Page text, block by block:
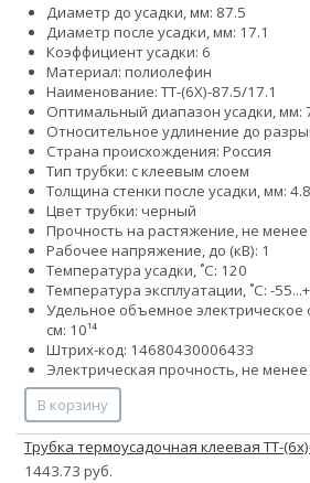
Диаметр до усадки, мм: 87.5
Диаметр после усадки, мм: 17.1
Коэффициент усадки: 6
Материал: полиолефин
Наименование: ТТ-(6Х)-87.5/17.1
Оптимальный диапазон усадки, мм:
Относительное удлинение до
Страна происхождения: Россия
Тип трубки: с клеевым слоем
Толщина стенки после усадки, мм: 4.8
Цвет трубки: черный
Прочность на растяжение, не
Рабочее напряжение, до (кВ): 1
Температура усадки, ˚С: 120
Температура эксплуатации, ˚С: -
Удельное объемное
см: 10¹⁴
Штрих-код: 14680430006433
Электрическая прочность, не
В корзину
Трубка термоусадочная клеевая ТТ-
1443.73 руб.